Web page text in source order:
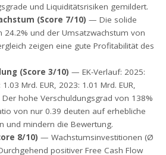
und Liquiditätsrisiken gemildert.
(Score 7/10) — Die solide
24.2% und der Umsatzwachstum von
zeigen eine gute Profitabilität des
(Score 3/10) — EK-Verlauf: 2025:
Mrd. EUR, 2023: 1.01 Mrd. EUR,
Der hohe Verschuldungsgrad von 138%
von nur 0.39 deuten auf erhebliche
und mindern die Bewertung.
8/10) — Wachstumsinvestitionen (Ø
positiver Free Cash Flow